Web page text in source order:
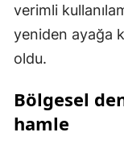
verimli
yeniden ayağa
oldu.
Bölgesel
hamle